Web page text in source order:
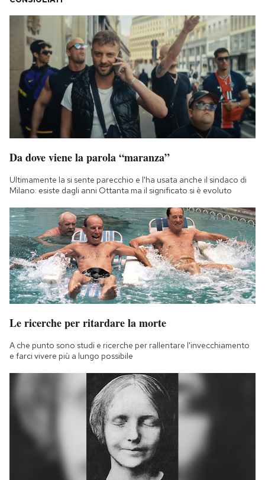
Da dove viene la parola “maranza”
Ultimamente la si sente parecchio e l'ha usata anche il sindaco di
Milano: esiste dagli anni Ottanta ma il significato si è evoluto
Le ricerche per ritardare la morte
A che punto sono studi e ricerche per rallentare l'invecchiamento
e farci vivere più a lungo possibile